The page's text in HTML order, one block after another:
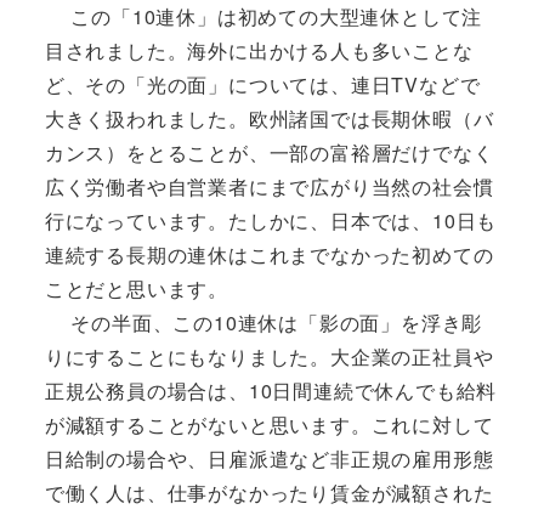
この「10連休」は初めての大型連休として注
目されました。海外に出かける人も多いことな
ど、その「光の面」については、連日TVなどで
大きく扱われました。欧州諸国では長期休暇（バ
カンス）をとることが、一部の富裕層だけでなく
広く労働者や自営業者にまで広がり当然の社会慣
行になっています。たしかに、日本では、10日も
連続する長期の連休はこれまでなかった初めての
ことだと思います。
その半面、この10連休は「影の面」を浮き彫
りにすることにもなりました。大企業の正社員や
正規公務員の場合は、10日間連続で休んでも給料
が減額することがないと思います。これに対して
日給制の場合や、日雇派遣など非正規の雇用形態
で働く人は、仕事がなかったり賃金が減額された